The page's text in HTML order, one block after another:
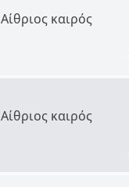
Αίθριος καιρός
Αίθριος καιρός